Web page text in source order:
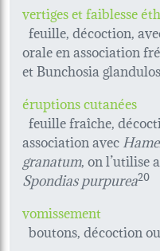
vertiges et faiblesse
feuille, décoction,
orale en association
et Bunchosia
éruptions cutanées
feuille fraîche,
association avec
granatum, on l’utilise
Spondias purpurea20
vomissement
boutons, décoction